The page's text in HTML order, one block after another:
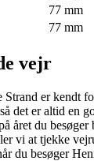
77 mm
77 mm
vejr
er kendt
det er altid en
året du besøger
vi at tjekke
du besøger